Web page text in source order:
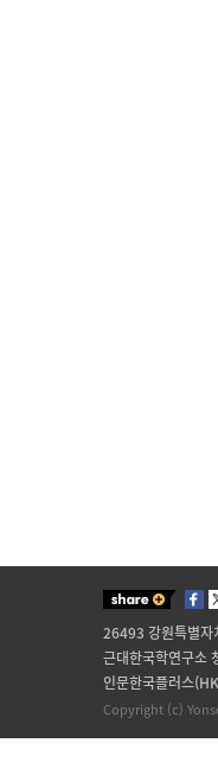
26493 강원특별자
근대한국학연구
인문한국플러스
Copyright (c)